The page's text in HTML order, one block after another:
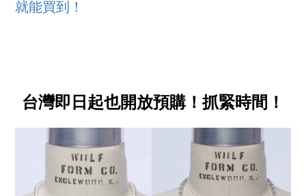
就能買到！
台灣即日起也開放預購！抓緊時間！